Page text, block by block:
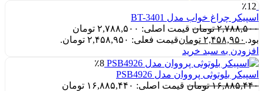
٪12
اسپیکر چراغ خواب مدل BT-3401
۲,۷۸۸,۵۰۰ تومان
قیمت اصلی: ۲,۷۸۸,۵۰۰ تومان
بود. ۲,۴۵۸,۹۵۰ تومانقیمت فعلی: ۲,۴۵۸,۹۵۰ تومان.
افزودن به سبد خرید
٪8
اسپیکر بلوتوثی پرووان مدل PSB4926
۱۶,۸۸۵,۴۴۰ تومان
قیمت اصلی: ۱۶,۸۸۵,۴۴۰ تومان